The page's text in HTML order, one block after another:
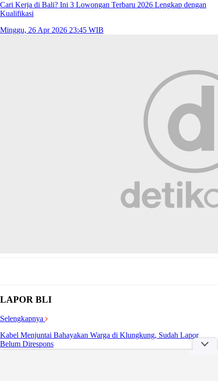
Cari Kerja di Bali? Ini 3 Lowongan Terbaru 2026 Lengkap dengan
Kualifikasi
Minggu, 26 Apr 2026 23:45 WIB
LAPOR BLI
Selengkapnya
Kabel Menjuntai Bahayakan Warga di Klungkung, Sudah Lapor
Belum Direspons